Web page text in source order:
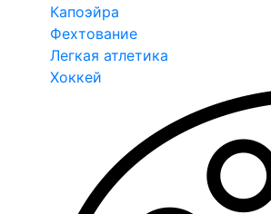
Капоэйра
Фехтование
Легкая атлетика
Хоккей